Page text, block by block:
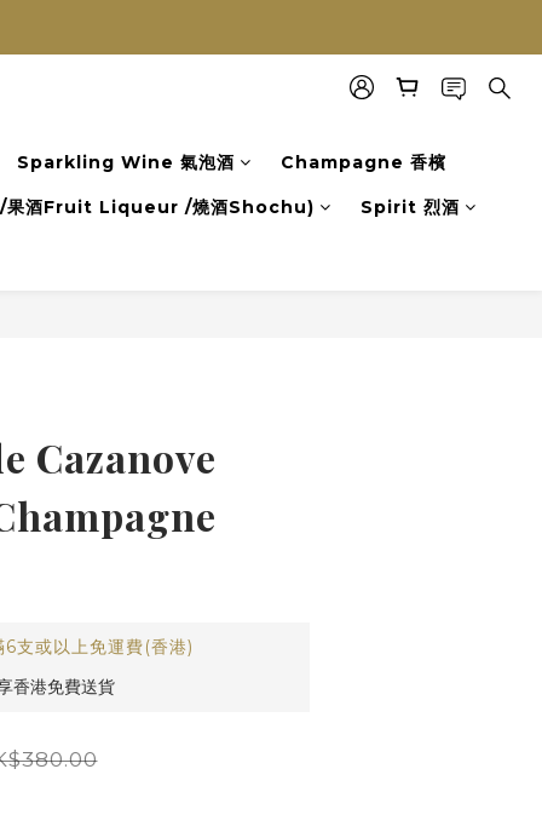
Sparkling Wine 氣泡酒 Champagne 香檳
果酒Fruit Liqueur /燒酒Shochu) Spirit 烈酒
Cazanove
支或以上免運費(香港)
香港免費送貨